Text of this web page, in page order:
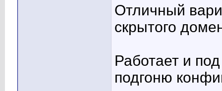
Отличный
скрытого
Работает и
подгоню